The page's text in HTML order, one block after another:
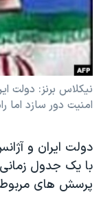
فرهنگ و زندگی
حقوق شهروندی
اقتصادی
علم و فناوری
اسرائیل در جنگ
آرشیو پخش زنده
مستندها
انتخابات ریاست
حمله جمهوری
رمز مهسا
ورزش زنان در ایران
مجموعه مستندهای
تریبونال مردمی آبان
دنبال کنید
زبانهای
نيکلاس برنز: دولت
امنيت دور سازد اما
دولت ایران و
با یک جدول
پرسش های مربوط